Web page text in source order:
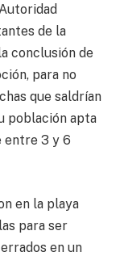
de la
conclusión de
para no
que saldrían
población apta
entre 3 y 6
en la playa
para ser
en un